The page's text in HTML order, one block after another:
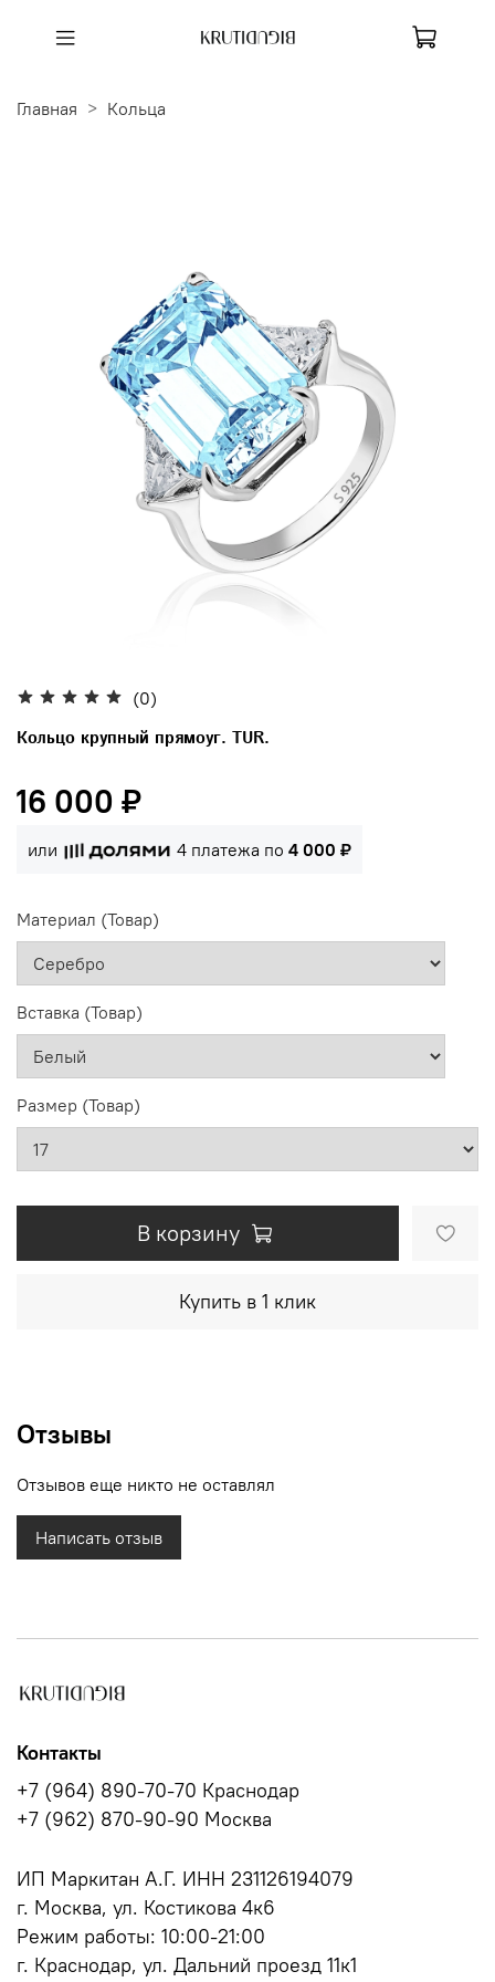
Главная Кольца
(0)
Кольцо крупный прямоуг. TUR.
16 000 ₽
или 4 платежа по 4 000 ₽
Материал (Товар)
Вставка (Товар)
Размер (Товар)
В корзину
Купить в 1 клик
Отзывы
Отзывов еще никто не оставлял
Написать отзыв
Контакты
+7 (964) 890-70-70 Краснодар
+7 (962) 870-90-90 Москва
ИП Маркитан А.Г. ИНН 231126194079
г. Москва, ул. Костикова 4к6
Режим работы: 10:00-21:00
г. Краснодар, ул. Дальний проезд 11к1